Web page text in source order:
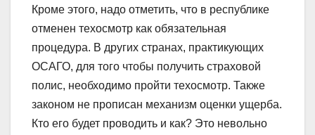
Кроме этого, надо отметить, что в республике
отменен техосмотр как обязательная
процедура. В других странах, практикующих
ОСАГО, для того чтобы получить страховой
полис, необходимо пройти техосмотр. Также
законом не прописан механизм оценки ущерба.
Кто его будет проводить и как? Это невольно